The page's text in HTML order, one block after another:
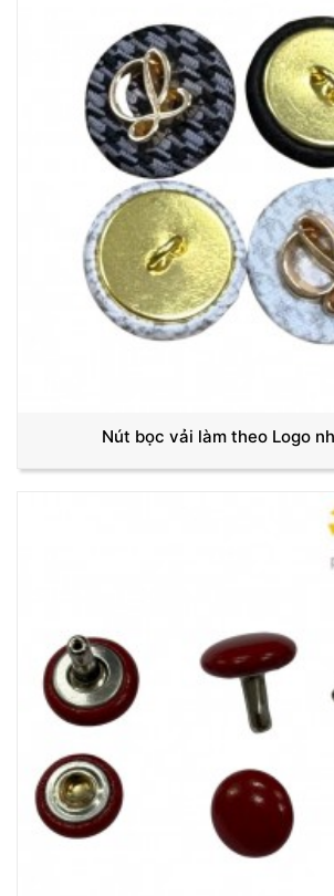
Nút bọc vải làm theo Logo